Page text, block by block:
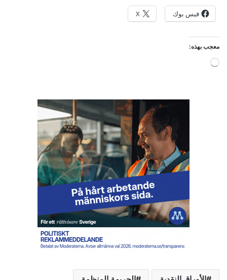
فيس بوك X
معجب بهذه: